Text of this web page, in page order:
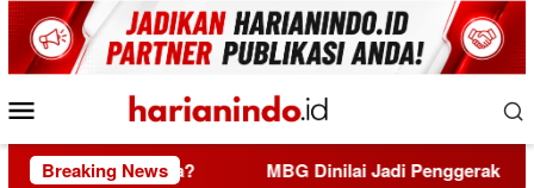
Loncat
ke
konten
Mobile
Breaking News
Kelola? MBG Dinilai Jadi Penggerak Transformasi